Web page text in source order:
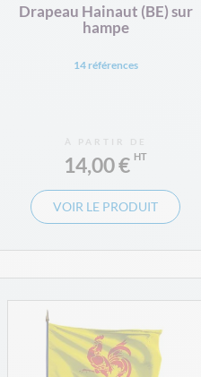
Drapeau Hainaut (BE) sur
hampe
14 références
À PARTIR DE
14,00 €
VOIR LE PRODUIT